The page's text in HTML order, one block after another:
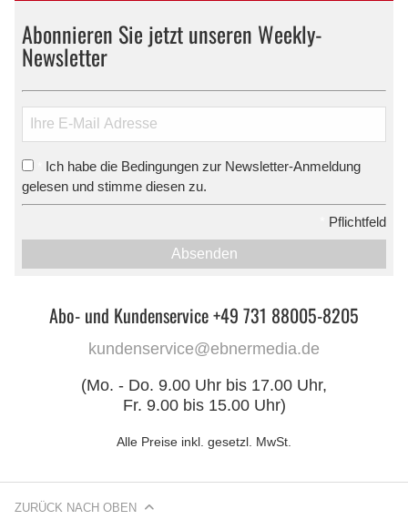
Abonnieren Sie jetzt unseren Weekly-
Newsletter
Ich habe die Bedingungen zur Newsletter-Anmeldung
gelesen und stimme diesen zu.
Pflichtfeld
Absenden
Abo- und Kundenservice +49 731 88005-8205
kundenservice@ebnermedia.de
(Mo. - Do. 9.00 Uhr bis 17.00 Uhr,
Fr. 9.00 bis 15.00 Uhr)
Alle Preise inkl. gesetzl. MwSt.
ZURÜCK NACH OBEN